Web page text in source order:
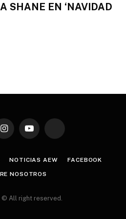
SHANE EN ‘NAVIDAD
InstagramYouTube TikTok
NOTICIAS AEW FACEBOOK
NOSOTROS
© All right reserved.